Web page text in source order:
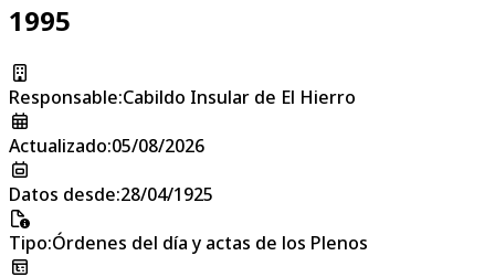
1995
Responsable:Cabildo Insular de El Hierro
Actualizado:05/08/2026
Datos desde:28/04/1925
Tipo:Órdenes del día y actas de los Plenos